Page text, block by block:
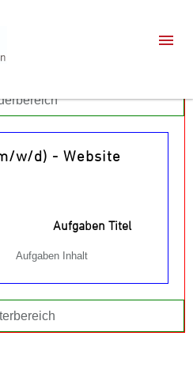
w/d) - Website
Aufgaben Titel
Aufgaben Inhalt